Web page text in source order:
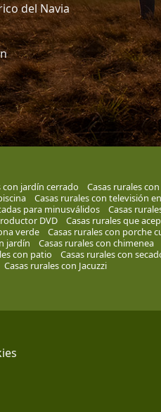
del Navia
con jardín cerrado Casas rurales
Casas rurales con televisión
para minusválidos Casas
DVD Casas rurales que
verde Casas rurales con porche
jardín Casas rurales con chimenea
con patio Casas rurales con
Casas rurales con Jacuzzi